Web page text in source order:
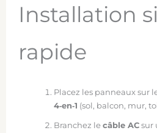
Installation
rapide
Placez les panneaux sur
4‑en‑1 (sol, balcon, mur,
Branchez lecâble AC sur